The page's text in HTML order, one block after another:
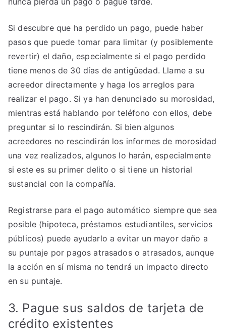
Si descubre que ha perdido un pago, puede haber
pasos que puede tomar para limitar (y posiblemente
revertir) el daño, especialmente si el pago perdido
tiene menos de 30 días de antigüedad. Llame a su
acreedor directamente y haga los arreglos para
realizar el pago. Si ya han denunciado su morosidad,
mientras está hablando por teléfono con ellos, debe
preguntar si lo rescindirán. Si bien algunos
acreedores no rescindirán los informes de morosidad
una vez realizados, algunos lo harán, especialmente
si este es su primer delito o si tiene un historial
sustancial con la compañía.
Registrarse para el pago automático siempre que sea
posible (hipoteca, préstamos estudiantiles, servicios
públicos) puede ayudarlo a evitar un mayor daño a
su puntaje por pagos atrasados ​​o atrasados, aunque
la acción en sí misma no tendrá un impacto directo
en su puntaje.
3. Pague sus saldos de tarjeta de
crédito existentes